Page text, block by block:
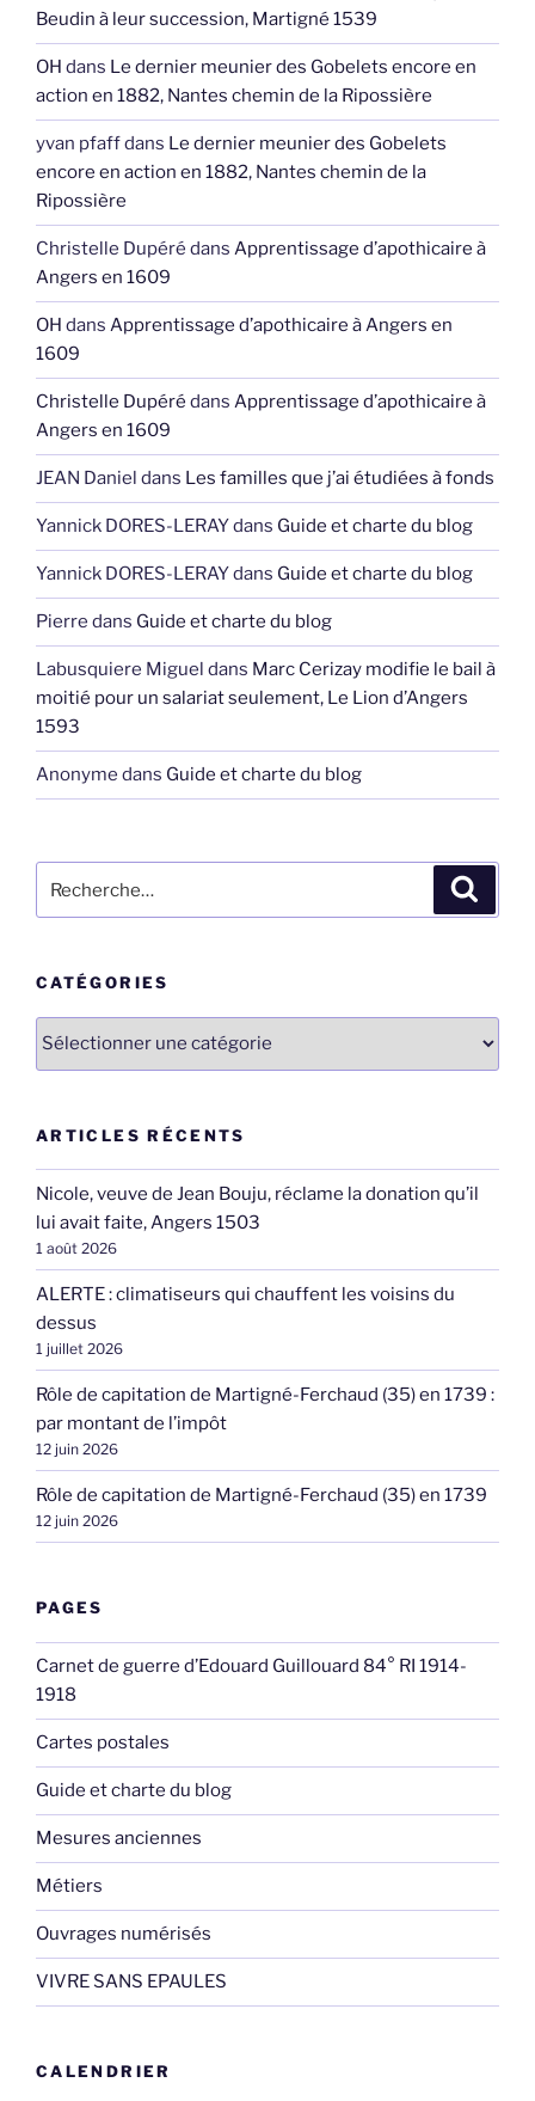
Beudin à leur succession, Martigné 1539
OH dans Le dernier meunier des Gobelets encore en
action en 1882, Nantes chemin de la Ripossière
yvan pfaffdans Le dernier meunier des Gobelets
encore en action en 1882, Nantes chemin de la
Ripossière
Christelle Dupéré dans Apprentissage d’apothicaire à
Angers en 1609
OH dans Apprentissage d’apothicaire à Angers en
1609
Christelle Dupéré dans Apprentissage d’apothicaire à
Angers en 1609
JEAN Daniel dans Les familles que j’ai étudiées à fonds
Yannick DORES-LERAYdans Guide et charte du blog
Yannick DORES-LERAYdans Guide et charte du blog
Pierre dans Guide et charte du blog
Labusquiere Miguel dans Marc Cerizay modifie le bail à
moitié pour un salariat seulement, Le Lion d’Angers
1593
Anonyme dans Guide et charte du blog
pour
CATÉGORIES
ARTICLES RÉCENTS
Nicole, veuve de Jean Bouju, réclame la donation qu’il
lui avait faite, Angers 1503
1 août 2026
ALERTE : climatiseurs qui chauffent les voisins du
dessus
1 juillet 2026
Rôle de capitation de Martigné-Ferchaud (35) en 1739 :
par montant de l’impôt
12 juin 2026
Rôle de capitation de Martigné-Ferchaud (35) en 1739
12 juin 2026
PAGES
Carnet de guerre d’Edouard Guillouard 84° RI 1914-
1918
Cartes postales
Guide et charte du blog
Mesures anciennes
Métiers
Ouvrages numérisés
VIVRE SANS EPAULES
CALENDRIER